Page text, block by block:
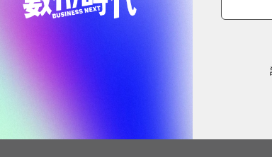
AI PC 的期待，已從單純搭載最新處理器
用情境無縫整合。微星科技（MSI）最新
菁英與專業人士打造的解方。它結合了微
1 翻轉設計、高畫質 OLED 顯示器與全天
流程。